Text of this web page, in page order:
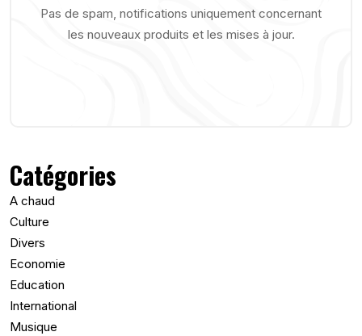
Pas de spam, notifications uniquement concernant
les nouveaux produits et les mises à jour.
Catégories
A chaud
Culture
Divers
Economie
Education
International
Musique